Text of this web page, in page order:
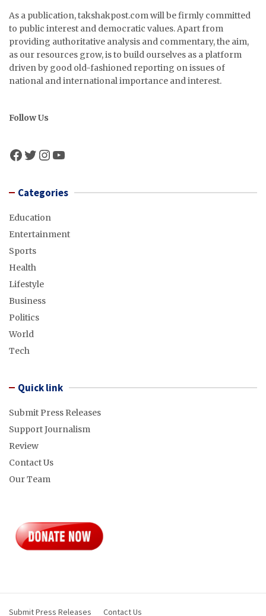
As a publication, takshakpost.com will be firmly committed
to public interest and democratic values. Apart from
providing authoritative analysis and commentary, the aim,
as our resources grow, is to build ourselves as a platform
driven by good old-fashioned reporting on issues of
national and international importance and interest.
Follow Us
Facebook
Twitter
Instagram
YouTube
Categories
Education
Entertainment
Sports
Health
Lifestyle
Business
Politics
World
Tech
Quick link
Submit Press Releases
Support Journalism
Review
Contact Us
Our Team
Submit Press Releases Contact Us